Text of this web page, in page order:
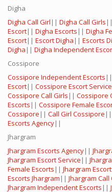
Digha
Digha Call Girl || Digha Call Girls ||
Escort|| Digha Escorts || Digha
Escort|| Escort Digha || Escorts
Digha || Digha Independent
Cossipore
Cossipore Independent Escorts ||
Escort|| Cossipore Escort Service
Cossipore Call Girls || Cossipore
Escorts || Cossipore Female
Cossipore || Call Girl Cossipore ||
Escorts Agency||
Jhargram
Jhargram Escorts Agency||
Jhargram Escort Service ||
Female Escorts || Jhargram
Escorts Jhargram || Jhargram Call
Jhargram Independent Escorts ||